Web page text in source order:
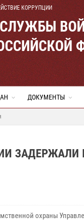
КОРРУПЦИИ
ДОКУМЕНТЫ
ЗАДЕРЖАЛИ
охраны